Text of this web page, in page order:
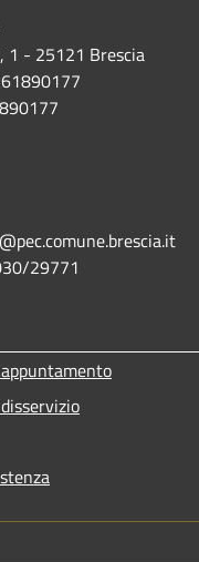
1 - 25121 Brescia
29771